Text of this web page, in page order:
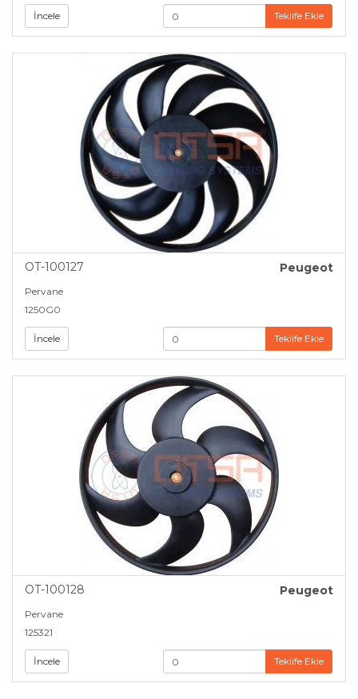
İncele Teklife Ekle
OT-100127 Peugeot
Pervane
1250G0
İncele Teklife Ekle
OT-100128 Peugeot
Pervane
125321
İncele Teklife Ekle